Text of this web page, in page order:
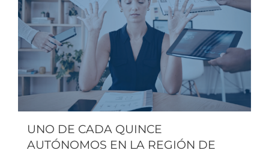
UNO DE CADA QUINCE
AUTÓNOMOS EN LA REGIÓN DE